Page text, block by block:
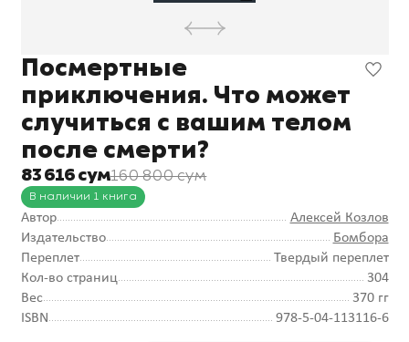
Посмертные
приключения. Что может
случиться с вашим телом
после смерти?
83 616 сум160 800 сум
В наличии 1 книга
Автор
Алексей Козлов
Издательство
Бомбора
Переплет
Твердый переплет
Кол-во страниц
304
Вес
370 гг
ISBN
978-5-04-113116-6